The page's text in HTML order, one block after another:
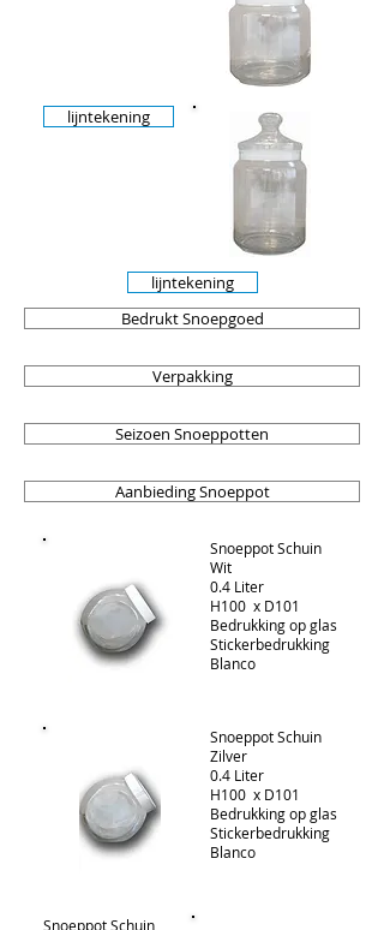
lijntekening
lijntekening
Snoeppot Schuin
Wit
0.4 Liter
H100 x D101
Bedrukking op glas
Stickerbedrukking
Blanco
Snoeppot Schuin
Zilver
0.4 Liter
H100 x D101
Bedrukking op glas
Stickerbedrukking
Blanco
Snoeppot Schuin
Bedrukt Snoepgoed
Verpakking
Seizoen Snoeppotten
Aanbieding Snoeppot